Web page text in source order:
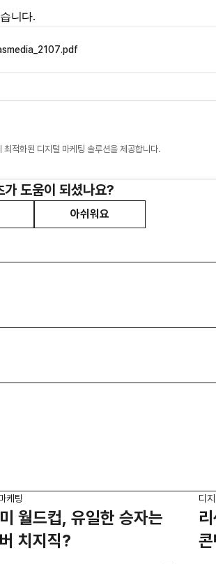
니다.
적화된 디지털 마케팅 솔루션을 제공합니다.
가 도움이 되셨나요?
아쉬워요
케팅
월드컵, 유일한 승자는
치지직?
디